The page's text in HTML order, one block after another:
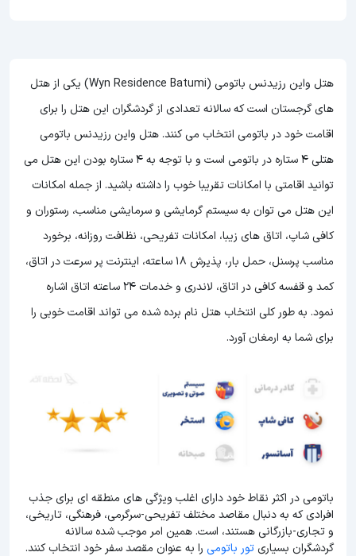
هتل واین رزیدنس باتومی (Wyn Residence Batumi) یکی از هتل
های گرجستان است که سالانه تعدادی از گردشگران این هتل را برای
اقامت خود در باتومی انتخاب می کنند. هتل واین رزیدنس باتومی
هتلی 4 ستاره در باتومی است و با توجه به 4 ستاره بودن این هتل
می
توانید اقامتی با امکانات تقریبا خوب را داشته باشید. از جمله امکانات
این هتل می توان به سیستم گرمایشی و سرمایشی مناسب، رستوران و
کافی شاپ، اتاق های زیبا، امکانات تفریحی، نظافت روزانه، برخورد
مناسب پرسنل، حمل بار، پذیرش 18 ساعته، اینترنت پر سرعت در اتاق،
کمد و قفسه کافی در اتاق، لاندری و خدمات 24 ساعته اتاق اشاره
نمود. به طور کلی انتخاب هتل نام برده شده می تواند اقامت خوبی را
برای شما به ارمغان آورد.
باتومی در اکثر نقاط خود دارای اغلب ویژگی های منطقه ای برای جذب
افرادی که به دنبال مقاصد مختلف تفریحی-سرگرمی، فرهنگی، تاریخی،
و تجاری-بازرگانی هستند، است. همین امر موجب شده سالانه
گردشگران بسیاریتور باتومی را به عنوان مقصد سفر خود انتخاب کنند.